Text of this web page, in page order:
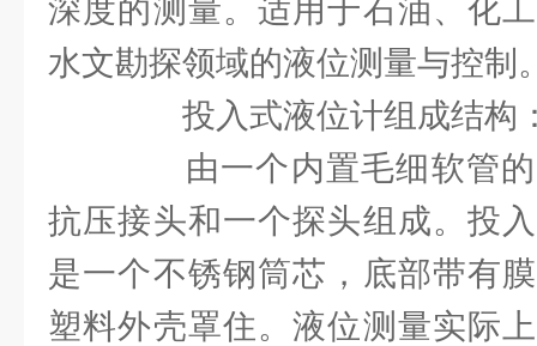
深度的测量。适用于石油、化
水文勘探领域的液位测量与控制
投入式液位计组成结构
由一个内置毛细软管的
抗压接头和一个探头组成。投
是一个不锈钢筒芯，底部带有
塑料外壳罩住。液位测量实际